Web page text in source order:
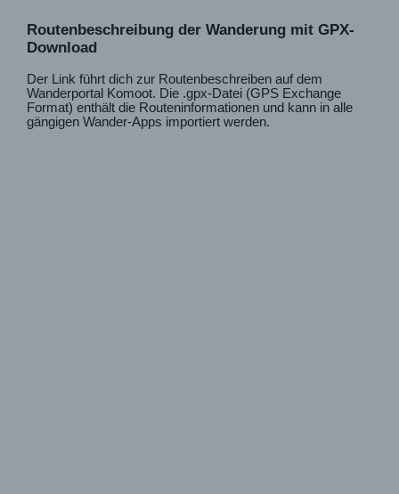
Routenbeschreibung der Wanderung mit GPX-
Download
Der Link führt dich zur Routenbeschreiben auf dem
Wanderportal Komoot. Die .gpx-Datei (GPS Exchange
Format) enthält die Routeninformationen und kann in alle
gängigen Wander-Apps importiert werden.